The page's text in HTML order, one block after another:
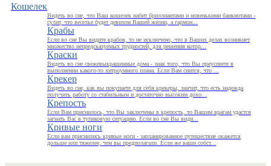
Кошелек
Видеть во сне, что Ваш кошелек набит бриллиантами и новенькими банкнотами -
сулит, что веселье будет девизом Вашей жизни, а гармон...
Крабы
Если во сне Вы видите крабов, то не исключено, что в Ваших делах возникнет
множество непредсказуемых трудностей, для решения котор...
Краски
Видеть во сне свежевыкрашенные дома - знак того, что Вы преуспеете в
выполнении какого-то хитроумного плана. Если Вам снится, что ...
Крекер
Видеть во сне, как вы покупаете для себя крекеры, значит, что есть надежда
получить работу со стабильным и достаточно высоким дохо...
Крепость
Если Вам приснилось, что Вы заключены в крепость, то Вашим врагам удастся
загнать Вас в тупиковую ситуацию. Если во сне Вы види...
Кривые ноги
Если вам приснились кривые ноги - запланированное путешествие окажется
дольше или тяжелее, чем вы предполагали. Если же ваши собст...